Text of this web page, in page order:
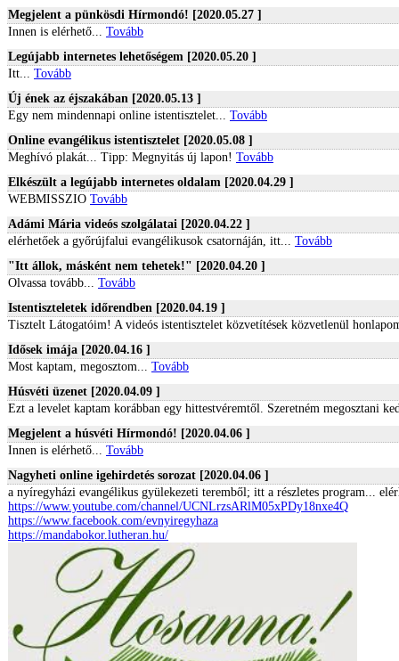
Megjelent a pünkösdi Hírmondó! [2020.05.27 ]
Innen is elérhető... Tovább
Legújabb internetes lehetőségem [2020.05.20 ]
Itt... Tovább
Új ének az éjszakában [2020.05.13 ]
Egy nem mindennapi online istentisztelet... Tovább
Online evangélikus istentisztelet [2020.05.08 ]
Meghívó plakát... Tipp: Megnyitás új lapon! Tovább
Elkészült a legújabb internetes oldalam [2020.04.29 ]
WEBMISSZIO Tovább
Adámi Mária videós szolgálatai [2020.04.22 ]
elérhetőek a győrújfalui evangélikusok csatornáján, itt... Tovább
"Itt állok, másként nem tehetek!" [2020.04.20 ]
Olvassa tovább... Tovább
Istentiszteletek időrendben [2020.04.19 ]
Tisztelt Látogatóim! A videós istentisztelet közvetítések közvetlenül
Idősek imája [2020.04.16 ]
Most kaptam, megosztom... Tovább
Húsvéti üzenet [2020.04.09 ]
Ezt a levelet kaptam korábban egy hittestvéremtől. Szeretném megosztani
Megjelent a húsvéti Hírmondó! [2020.04.06 ]
Innen is elérhető... Tovább
Nagyheti online igehirdetés sorozat [2020.04.06 ]
a nyíregyházi evangélikus gyülekezeti teremből; itt a részletes program...
https://www.youtube.com/channel/UCNLrzsARlM05xPDy18nxe4Q
https://www.facebook.com/evnyiregyhaza
https://mandabokor.lutheran.hu/